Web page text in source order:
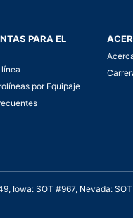
PARA EL
por Equipaje
SOT #967, Nevada: